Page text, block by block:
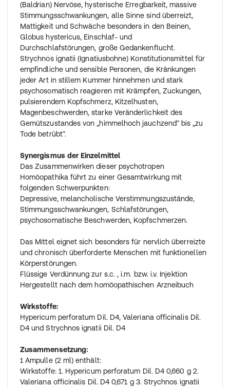
(Baldrian) Nervöse, hysterische Erregbarkeit, massive
Stimmungsschwankungen, alle Sinne sind überreizt,
Mattigkeit und Schwäche besonders in den Beinen,
Globus hystericus, Einschlaf- und
Durchschlafstörungen, große Gedankenflucht.
Strychnos ignatii (Ignatiusbohne) Konstitutionsmittel für
empfindliche und sensible Personen, die Kränkungen
jeder Art in stillem Kummer hinnehmen und stark
psychosomatisch reagieren mit Krämpfen, Zuckungen,
pulsierendem Kopfschmerz, Kitzelhusten,
Magenbeschwerden, starke Veränderlichkeit des
Gemütszustandes von „himmelhoch jauchzend” bis „zu
Tode betrübt”.
Synergismus der Einzelmittel
Das Zusammenwirken dieser psychotropen
Homöopathika führt zu einer Gesamtwirkung mit
folgenden Schwerpunkten:
Depressive, melancholische Verstimmungszustände,
Stimmungsschwankungen, Schlafstörungen,
psychosomatische Beschwerden, Kopfschmerzen.
Das Mittel eignet sich besonders für nervlich überreizte
und chronisch überforderte Menschen mit funktionellen
Körperstörungen.
Flüssige Verdünnung zur s.c. , i.m. bzw. i.v. Injektion
Hergestellt nach dem homöopathischen Arzneibuch
Wirkstoffe:
Hypericum perforatum Dil. D4, Valeriana officinalis Dil.
D4 und Strychnos ignatii Dil. D4
Zusammensetzung:
1 Ampulle (2 ml) enthält:
Wirkstoffe: 1. Hypericum perforatum Dil. D4 0,660 g 2.
Valeriana officinalis Dil. D4 0,671 g 3. Strychnos ignatii